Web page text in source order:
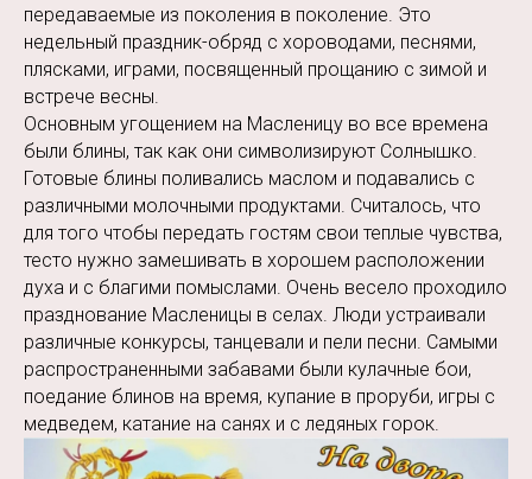
передаваемые из поколения в поколение. Это
недельный праздник-обряд с хороводами, песнями,
плясками, играми, посвященный прощанию с зимой и
встрече весны.
Основным угощением на Масленицу во все времена
были блины, так как они символизируют Солнышко.
Готовые блины поливались маслом и подавались с
различными молочными продуктами. Считалось, что
для того чтобы передать гостям свои теплые чувства,
тесто нужно замешивать в хорошем расположении
духа и с благими помыслами. Очень весело проходило
празднование Масленицы в селах. Люди устраивали
различные конкурсы, танцевали и пели песни. Самыми
распространенными забавами были кулачные бои,
поедание блинов на время, купание в проруби, игры с
медведем, катание на санях и с ледяных горок.